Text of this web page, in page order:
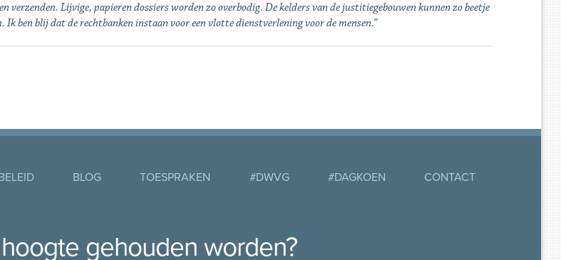
verzenden. Lijvige, papieren dossiers worden zo overbodig. De kelders van de justitiegebouwen kunnen zo beetje
Ik ben blij dat de rechtbanken instaan voor een vlotte dienstverlening voor de mensen.”
BLOG TOESPRAKEN #DWVG #DAGKOEN CONTACT
gehouden worden?